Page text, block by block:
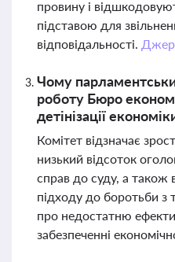
провину і
підставою для
відповідальності.
Чому
роботу Бюро
детінізації
Комітет відзначає
низький відсоток
справ до суду, а також
підходу до боротьби з
про недостатню
забезпеченні